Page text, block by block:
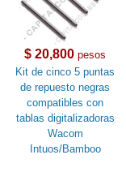
$ 20,800 pesos
Kit de cinco 5 puntas
de repuesto negras
compatibles con
tablas digitalizadoras
Wacom
Intuos/Bamboo